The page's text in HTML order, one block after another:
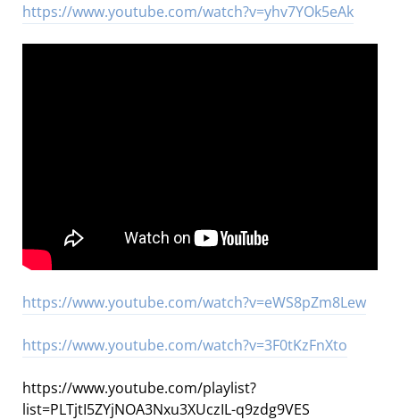
https://www.youtube.com/watch?v=yhv7YOk5eAk
https://www.youtube.com/watch?v=eWS8pZm8Lew
https://www.youtube.com/watch?v=3F0tKzFnXto
https://www.youtube.com/playlist?
list=PLTjtI5ZYjNOA3Nxu3XUczIL-q9zdg9VES